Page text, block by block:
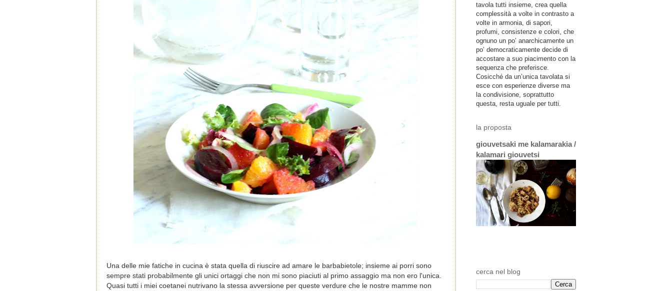
Una delle mie fatiche in cucina è stata quella di riuscire ad amare le barbabietole; insieme ai porri sono
sempre stati probabilmente gli unici ortaggi che non mi sono piaciuti al primo assaggio ma non ero l'unica.
Quasi tutti i miei coetanei nutrivano la stessa avversione per queste verdure che le nostre mamme non
tavola tutti insieme, crea quella
complessità a volte in contrasto a
volte in armonia, di sapori,
profumi, consistenze e colori, che
ognuno un po’ anarchicamente un
po’ democraticamente decide di
accostare a suo piacimento con la
sequenza che preferisce.
Cosicché da un’unica tavolata si
esce con esperienze diverse ma
la condivisione, soprattutto
questa, resta uguale per tutti.
la proposta
giouvetsaki me kalamarakia /
kalamari giouvetsi
cerca nel blog